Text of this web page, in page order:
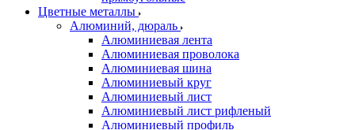
Цветные металлы
Алюминий, дюраль
Алюминиевая лента
Алюминиевая проволока
Алюминиевая шина
Алюминиевый круг
Алюминиевый лист
Алюминиевый лист рифленый
Алюминиевый профиль